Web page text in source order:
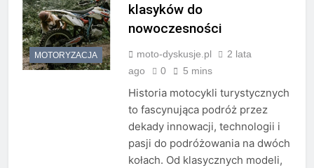
MOTORYZACJA
klasyków do
nowoczesności
moto-dyskusje.pl
2 lata
ago
0 5 mins
Historia motocykli turystycznych
to fascynująca podróż przez
dekady innowacji, technologii i
pasji do podróżowania na dwóch
kołach. Od klasycznych modeli,